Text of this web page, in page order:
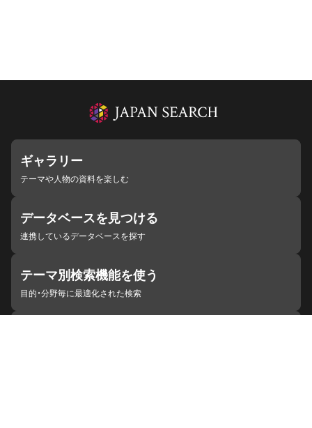
ギャラリー
テーマや人物の資料を楽しむ
データベースを見つける
連携しているデータベースを探す
テーマ別検索機能を使う
目的・分野毎に最適化された検索